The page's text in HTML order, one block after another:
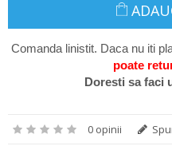
Comanda linistit. Daca nu iti
poate
Doresti sa faci
0 opinii